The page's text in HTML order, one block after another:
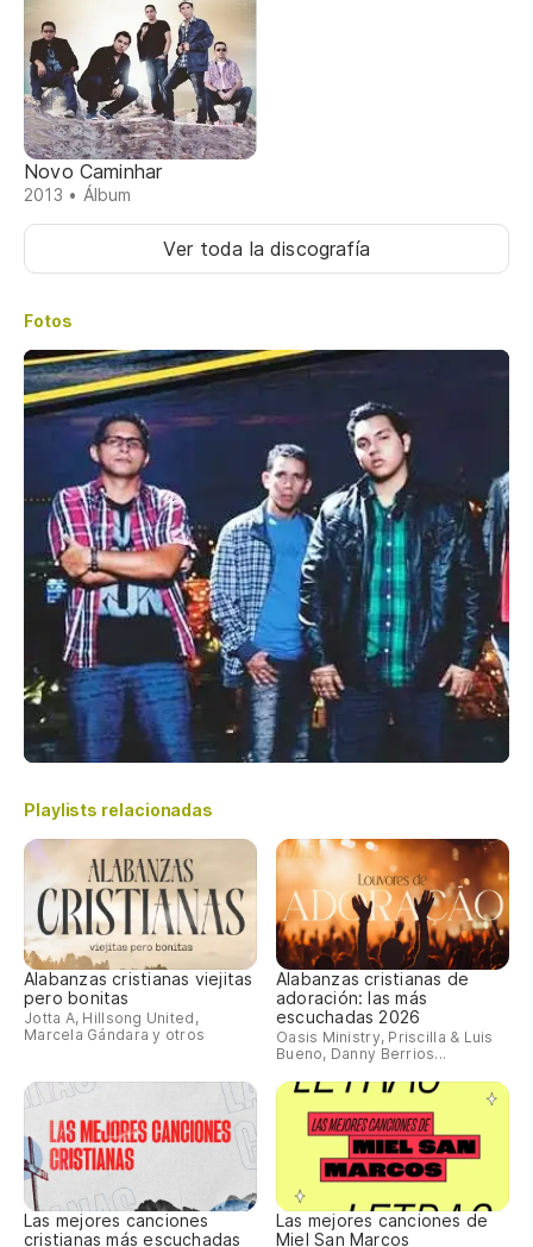
Novo Caminhar
2013 • Álbum
Ver toda la discografía
Fotos
Playlists relacionadas
Alabanzas cristianas viejitas
pero bonitas
Jotta A, Hillsong United,
Marcela Gándara y otros
Alabanzas cristianas de
adoración: las más
escuchadas 2026
Oasis Ministry, Priscilla & Luis
Bueno, Danny Berrios...
Las mejores canciones
cristianas más escuchadas
Las mejores canciones de
Miel San Marcos